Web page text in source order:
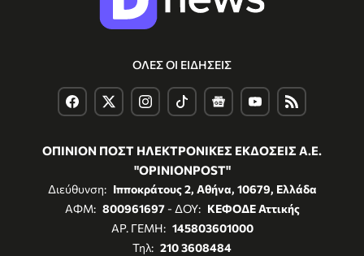
ΟΛΕΣ ΟΙ ΕΙΔΗΣΕΙΣ
ΟΠΙΝΙΟΝ ΠΟΣΤ ΗΛΕΚΤΡΟΝΙΚΕΣ ΕΚΔΟΣΕΙΣ Α.Ε.
"OPINIONPOST"
Διεύθυνση: Ιπποκράτους 2, Αθήνα, 10679, Ελλάδα
ΑΦΜ: 800961697- ΔΟΥ: ΚΕΦΟΔΕ Αττικής
ΑΡ. ΓΕΜΗ: 145803601000
Τηλ: 210 3608484